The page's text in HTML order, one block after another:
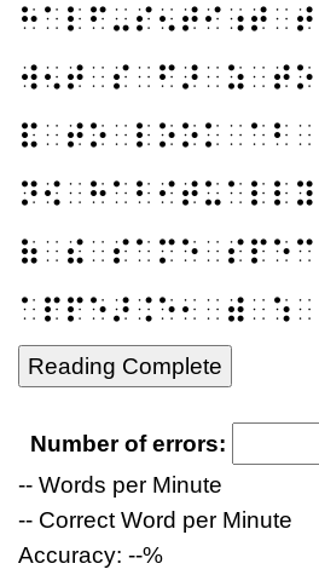
Reading Complete
Number of errors:
-- Words per Minute
-- Correct Word per Minute
Accuracy: --%